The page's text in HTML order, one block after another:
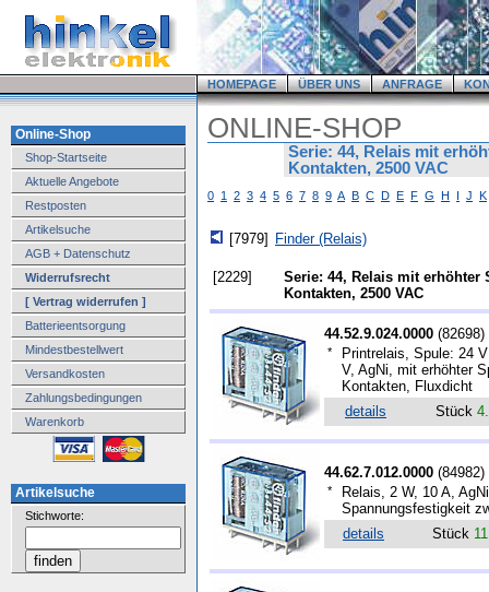
HOMEPAGE ÜBER UNS ANFRAGE
Online-Shop
Shop-Startseite
Aktuelle Angebote
Restposten
Artikelsuche
AGB + Datenschutz
Widerrufsrecht
[ Vertrag widerrufen ]
Batterieentsorgung
Mindestbestellwert
Versandkosten
Zahlungsbedingungen
Warenkorb
Artikelsuche
Stichworte:
ONLINE-SHOP
Serie: 44, Relais mit
Kontakten, 2500 VAC
0 1 2 3 4 5 6 7 8 9 A B C D E F G H I J K
[7979] Finder (Relais)
[2229]
Serie: 44, Relais mit erhöhter
Kontakten, 2500 VAC
44.52.9.024.0000 (82698)
*
Printrelais, Spule: 24
V, AgNi, mit erhöhter
Kontakten, Fluxdicht
details
Stück
44.62.7.012.0000 (84982)
*
Relais, 2 W, 10 A,
Spannungsfestigkeit
details
Stück